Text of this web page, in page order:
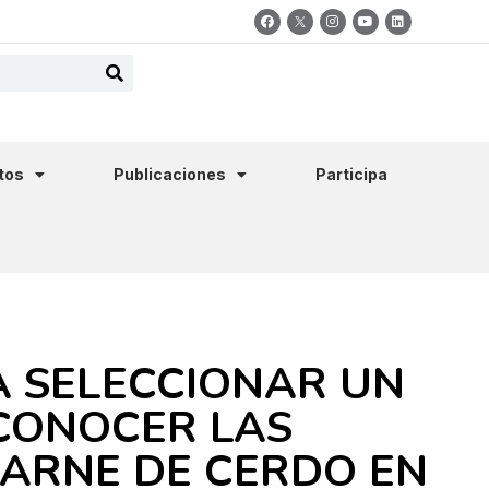
Publicaciones
Participa
UN
LAS
DE CERDO EN